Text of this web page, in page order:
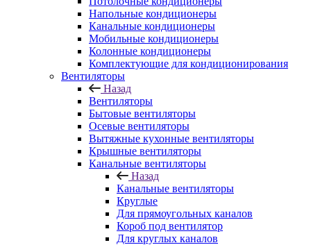
Напольные кондиционеры
Канальные кондиционеры
Мобильные кондиционеры
Колонные кондиционеры
Комплектующие для кондиционирования
Вентиляторы
Назад
Вентиляторы
Бытовые вентиляторы
Осевые вентиляторы
Вытяжные кухонные вентиляторы
Крышные вентиляторы
Канальные вентиляторы
Назад
Канальные вентиляторы
Круглые
Для прямоугольных каналов
Короб под вентилятор
Для круглых каналов